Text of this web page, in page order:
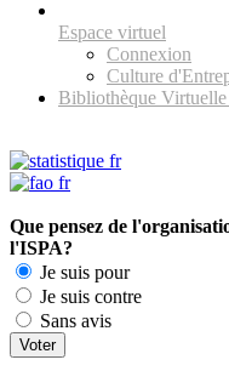
Espace virtuel
Connexion
Culture
Bibliothèque
Que pensez de
l'ISPA?
Je suis pour
Je suis contre
Sans avis